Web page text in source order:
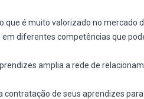
é muito valorizado no mercado
diferentes competências que
amplia a rede de
contratação de seus aprendizes